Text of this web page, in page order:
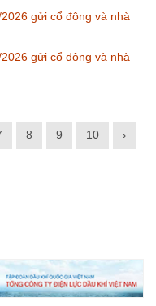
gửi cổ đông và nhà
gửi cổ đông và nhà
8 9 10 ›